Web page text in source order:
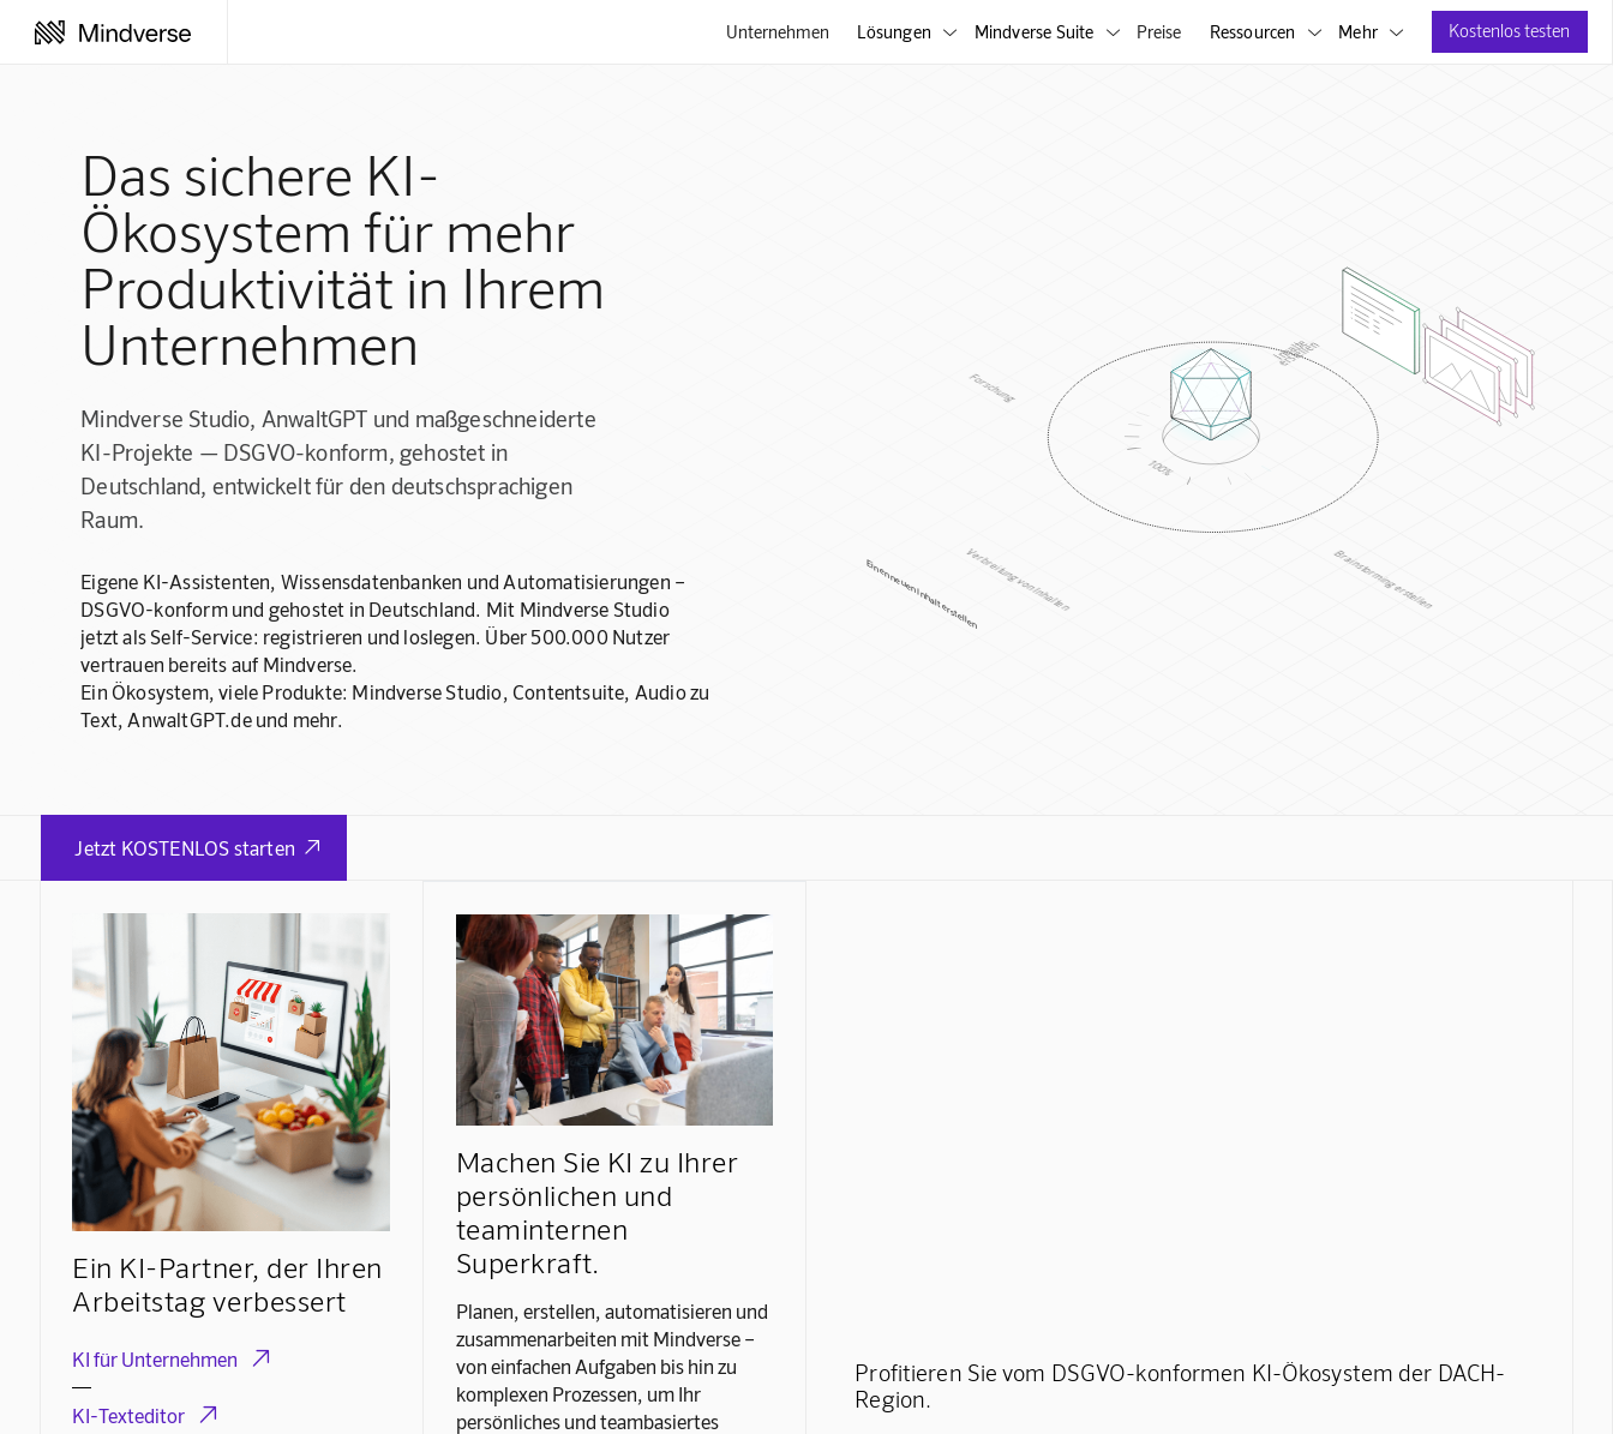
Unternehmen Lösungen  Mindverse Suite  Preise Ressourcen  Mehr  Kostenlos testen
Das sichere KI-
Ökosystem für mehr
Produktivität in Ihrem
Unternehmen
Mindverse Studio, AnwaltGPT und maßgeschneiderte
KI-Projekte — DSGVO-konform, gehostet in
Deutschland, entwickelt für den deutschsprachigen
Raum.
Eigene KI-Assistenten, Wissensdatenbanken und Automatisierungen –
DSGVO-konform und gehostet in Deutschland. Mit Mindverse Studio
jetzt als Self-Service: registrieren und loslegen. Über 500.000 Nutzer
vertrauen bereits auf Mindverse.
Ein Ökosystem, viele Produkte: Mindverse Studio, Contentsuite, Audio zu
Text, AnwaltGPT.de und mehr.
Einen neuen Inhalt erstellen Verbreitung von Inhalten Brainstorming erstellen
Inhalte
erstellen
Forschung
100%
Jetzt KOSTENLOS starten 
Ein KI-Partner, der Ihren
Arbeitstag verbessert
KI für Unternehmen 
KI-Texteditor 
Machen Sie KI zu Ihrer
persönlichen und
teaminternen
Superkraft.
Planen, erstellen, automatisieren und
zusammenarbeiten mit Mindverse –
von einfachen Aufgaben bis hin zu
komplexen Prozessen, um Ihr
persönliches und teambasiertes
Profitieren Sie vom DSGVO-konformen KI-Ökosystem der DACH-
Region.